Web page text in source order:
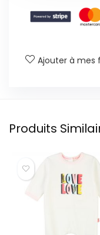
Ajouter à mes
Produits